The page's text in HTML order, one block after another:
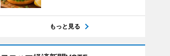
もっと見る